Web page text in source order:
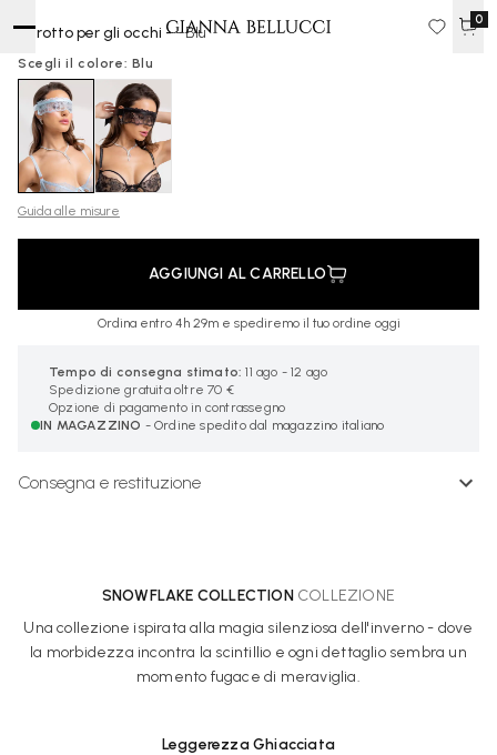
0
Cerotto per gli occhi -- Blu 12 €
Scegli il colore: Blu
Guida alle misure
AGGIUNGI AL CARRELLO
Ordina entro 4h 29m e spediremo il tuo ordine oggi
Tempo di consegna stimato: 11 ago - 12 ago
Spedizione gratuita oltre 70 €
Opzione di pagamento in contrassegno
IN MAGAZZINO - Ordine spedito dal magazzino italiano
Consegna e restituzione
SNOWFLAKE COLLECTIONCOLLEZIONE
Una collezione ispirata alla magia silenziosa dell'inverno - dove
la morbidezza incontra la scintillio e ogni dettaglio sembra un
momento fugace di meraviglia.
Leggerezza Ghiacciata